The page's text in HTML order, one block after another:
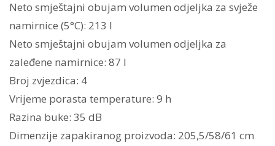
Neto smještajni obujam volumen odjeljka za svježe
namirnice (5°C): 213 l
Neto smještajni obujam volumen odjeljka za
zaleđene namirnice: 87 l
Broj zvjezdica: 4
Vrijeme porasta temperature: 9 h
Razina buke: 35 dB
Dimenzije zapakiranog proizvoda: 205,5/58/61 cm